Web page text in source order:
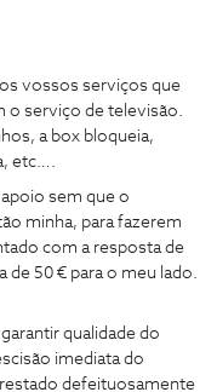
vossos serviços que
o serviço de televisão.
a box bloqueia,
etc….
sem que o
minha, para fazerem
com a resposta de
de 50 € para o meu lado.
qualidade do
imediata do
defeituosamente